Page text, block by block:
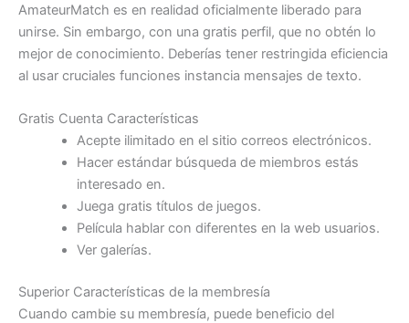
AmateurMatch es en realidad oficialmente liberado para
unirse. Sin embargo, con una gratis perfil, que no obtén lo
mejor de conocimiento. Deberías tener restringida eficiencia
al usar cruciales funciones instancia mensajes de texto.
Gratis Cuenta Características
Acepte ilimitado en el sitio correos electrónicos.
Hacer estándar búsqueda de miembros estás
interesado en.
Juega gratis títulos de juegos.
Película hablar con diferentes en la web usuarios.
Ver galerías.
Superior Características de la membresía
Cuando cambie su membresía, puede beneficio del